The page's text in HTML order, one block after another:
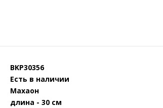
BKP30356
Есть в наличии
Махаон
длина - 30 см